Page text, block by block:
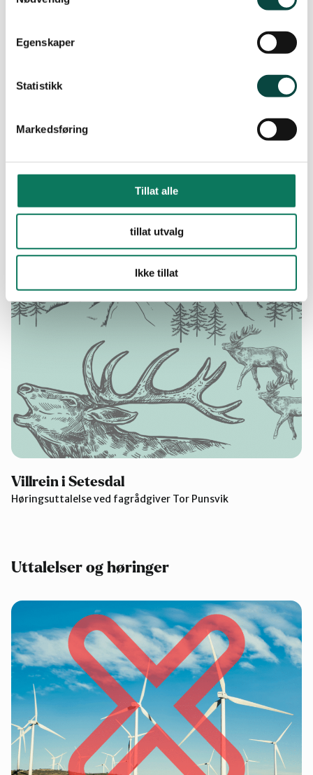
Egenskaper
Statistikk
Markedsføring
Tillat alle
tillat utvalg
Ikke tillat
«Byggherren i dette tilfellet er imidlertid en bever med behov for
en mindre heving av vannstanden rundt hytta si»
Villrein i Setesdal
Høringsuttalelse ved fagrådgiver Tor Punsvik
Uttalelser og høringer